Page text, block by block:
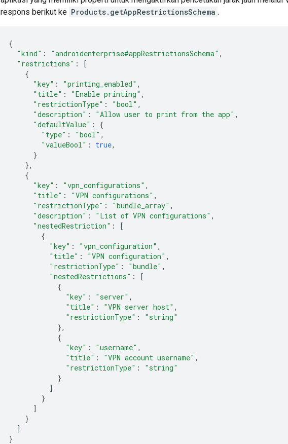
respons berikut ke Products.getAppRestrictionsSchema .
{
"kind" : "androidenterprise#appRestrictionsSchema" ,
"restrictions" :
[
{
"key" : "printing_enabled" ,
"title" : "Enable printing" ,
"restrictionType" : "bool" ,
"description" : "Allow user to print from the app" ,
"defaultValue" :
{
"type" : "bool" ,
"valueBool" : true,
}
},
{
"key" : "vpn_configurations" ,
"title" : "VPN configurations" ,
"restrictionType" : "bundle_array" ,
"description" : "List of VPN configurations" ,
"nestedRestriction" :
[
{
"key" : "vpn_configuration" ,
"title" : "VPN configuration" ,
"restrictionType" : "bundle" ,
"nestedRestrictions" :
[
{
"key" : "server" ,
"title" : "VPN server host" ,
"restrictionType" :
"string"
},
{
"key" : "username" ,
"title" : "VPN account username" ,
"restrictionType" :
"string"
}
]
}
]
}
]
}